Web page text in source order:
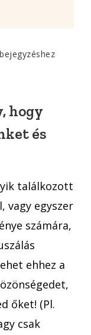
Hogyan
bejegyzéshez
hogy
és
találkozott
vagy egyszer
számára,
ehhez a
őket! (Pl.
csak